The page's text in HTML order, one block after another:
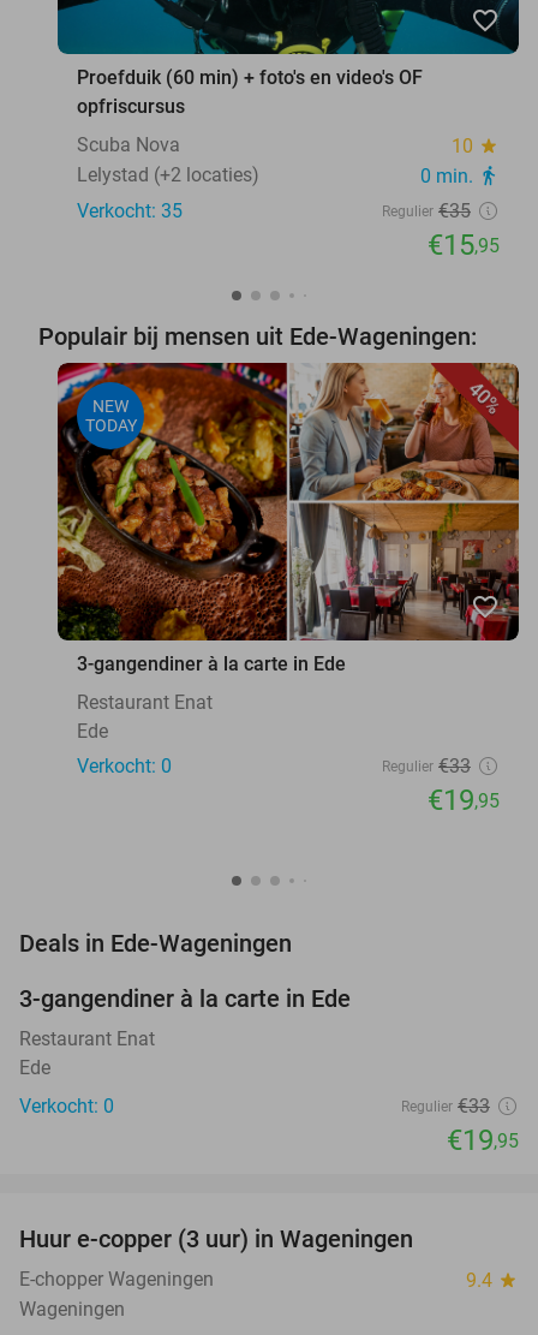
favorite_border
Proefduik (60 min) + foto's en video's OF
opfriscursus
Scuba Nova
10 star
Lelystad (+2 locaties) 0 min. directions_walk
Verkocht: 35 Regulier €35
€15,95
Populair bij mensen uit Ede-Wageningen:
40%
NEW
TODAY
favorite_border
3-gangendiner à la carte in Ede
Restaurant Enat
Ede
Verkocht: 0
Regulier €33
€19,95
Deals in Ede-Wageningen
NEW
TODAY
3-gangendiner à la carte in Ede
Restaurant Enat
Ede
Verkocht: 0
Regulier €33
€19,95
TODAY
Huur e-copper (3 uur) in Wageningen
E-chopper Wageningen 9.4 star
Wageningen